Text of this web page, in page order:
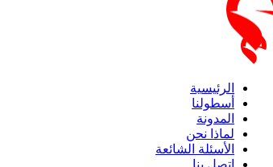
الرئيسية
أسطولنا
المدونة
لماذا نحن
الأسئلة الشائعة
اتصل بنا